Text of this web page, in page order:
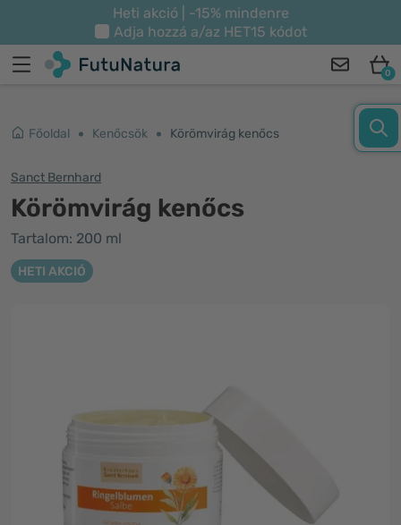
Heti akció | -15% mindenre
Adja hozzá a/az HET15 kódot
0
Főoldal Kenőcsök Körömvirág kenőcs
Sanct Bernhard
Körömvirág kenőcs
Tartalom: 200 ml
HETI AKCIÓ